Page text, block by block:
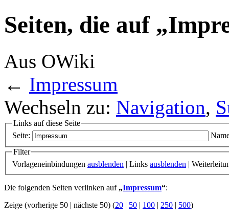
Seiten, die auf
Aus OWiki
← Impressum
Wechseln zu: Navigation,
Links auf diese Seite
Seite:
Filter
Vorlageneinbindungen ausblenden | Links ausblenden |
Die folgenden Seiten verlinken auf „Impressum“:
Zeige (vorherige 50 | nächste 50) (20 | 50 | 100 | 250 | 500)